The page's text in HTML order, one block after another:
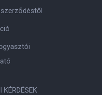
KÉRDÉSEK